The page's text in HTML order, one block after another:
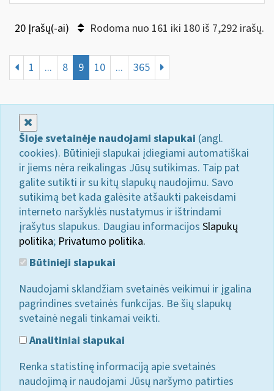
20 Įrašų(-ai) Rodoma nuo 161 iki 180 iš 7,292 irašų.
1 ... 8 9 10 ... 365
Šioje svetainėje naudojami slapukai (angl.
cookies). Būtinieji slapukai įdiegiami automatiškai
ir jiems nėra reikalingas Jūsų sutikimas. Taip pat
galite sutikti ir su kitų slapukų naudojimu. Savo
sutikimą bet kada galėsite atšaukti pakeisdami
interneto naršyklės nustatymus ir ištrindami
įrašytus slapukus. Daugiau informacijos Slapukų
politika; Privatumo politika.
Būtinieji slapukai
Naudojami sklandžiam svetainės veikimui ir įgalina
pagrindines svetainės funkcijas. Be šių slapukų
svetainė negali tinkamai veikti.
Analitiniai slapukai
Renka statistinę informaciją apie svetainės
naudojimą ir naudojami Jūsų naršymo patirties